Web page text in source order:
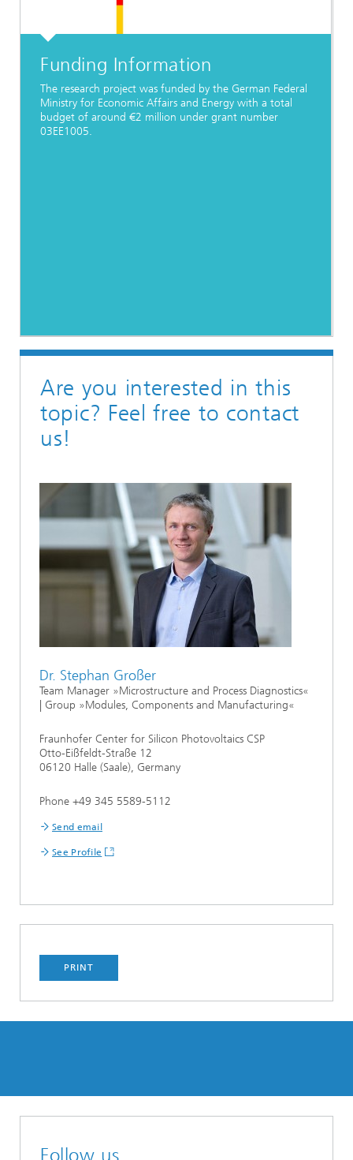
Funding Information
The research project was funded by the German Federal
Ministry for Economic Affairs and Energy with a total
budget of around €2 million under grant number
03EE1005.
Are you interested in this
topic? Feel free to contact
us!
Dr. Stephan Großer
Team Manager »Microstructure and Process Diagnostics«
| Group »Modules, Components and Manufacturing«
Fraunhofer Center for Silicon Photovoltaics CSP
Otto-Eißfeldt-Straße 12
06120 Halle (Saale), Germany
Phone +49 345 5589-5112
Send email
See Profile
PRINT
Follow us